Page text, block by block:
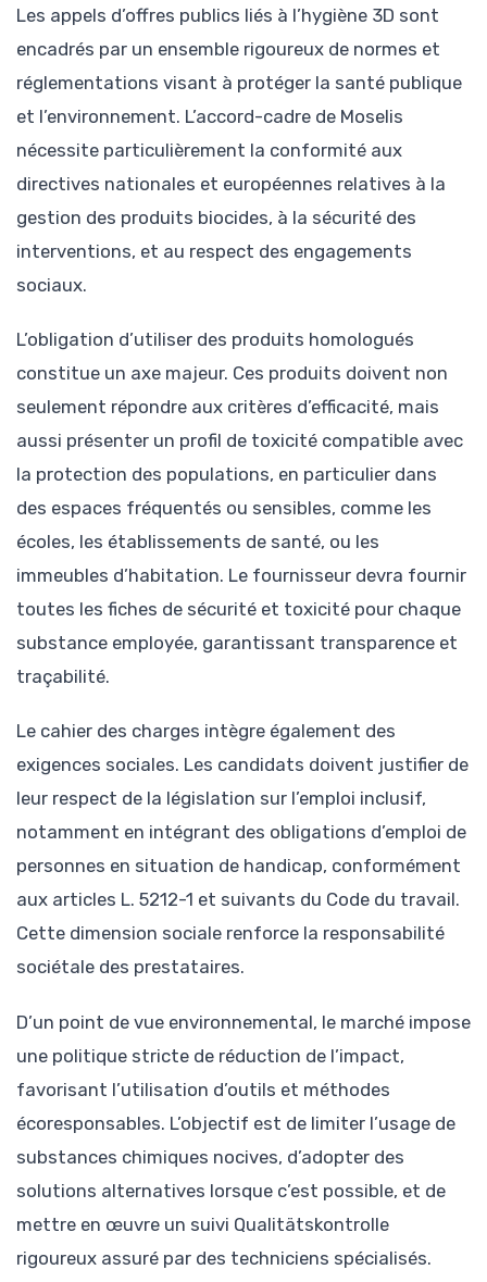
Les appels d’offres publics liés à l’hygiène 3D sont
encadrés par un ensemble rigoureux de normes et
réglementations visant à protéger la santé publique
et l’environnement. L’accord-cadre de Moselis
nécessite particulièrement la conformité aux
directives nationales et européennes relatives à la
gestion des produits biocides, à la sécurité des
interventions, et au respect des engagements
sociaux.
L’obligation d’utiliser des produits homologués
constitue un axe majeur. Ces produits doivent non
seulement répondre aux critères d’efficacité, mais
aussi présenter un profil de toxicité compatible avec
la protection des populations, en particulier dans
des espaces fréquentés ou sensibles, comme les
écoles, les établissements de santé, ou les
immeubles d’habitation. Le fournisseur devra fournir
toutes les fiches de sécurité et toxicité pour chaque
substance employée, garantissant transparence et
traçabilité.
Le cahier des charges intègre également des
exigences sociales. Les candidats doivent justifier de
leur respect de la législation sur l’emploi inclusif,
notamment en intégrant des obligations d’emploi de
personnes en situation de handicap, conformément
aux articles L. 5212-1 et suivants du Code du travail.
Cette dimension sociale renforce la responsabilité
sociétale des prestataires.
D’un point de vue environnemental, le marché impose
une politique stricte de réduction de l’impact,
favorisant l’utilisation d’outils et méthodes
écoresponsables. L’objectif est de limiter l’usage de
substances chimiques nocives, d’adopter des
solutions alternatives lorsque c’est possible, et de
mettre en œuvre un suivi Qualitätskontrolle
rigoureux assuré par des techniciens spécialisés.